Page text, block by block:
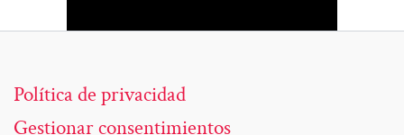
Política de privacidad
Gestionar consentimientos